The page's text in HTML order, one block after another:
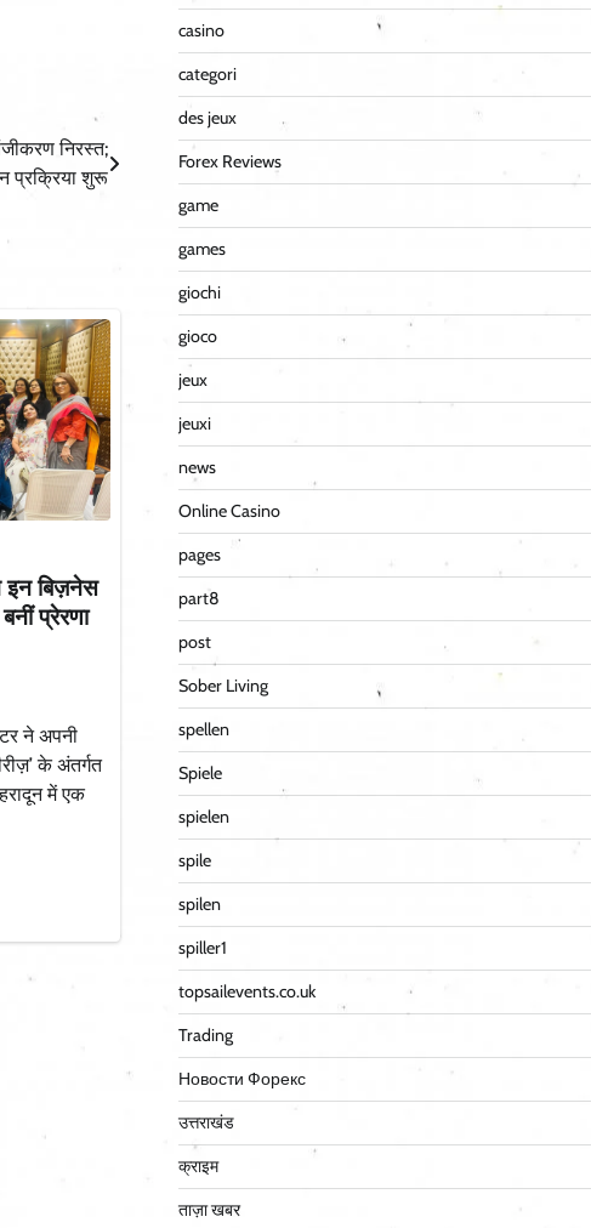
निरस्त;
प्रक्रिया शुरू
इन बिज़नेस
प्रेरणा
ने अपनी
के अंतर्गत
में एक
casino
categori
des jeux
Forex Reviews
game
games
giochi
gioco
jeux
jeuxi
news
Online Casino
pages
part8
post
Sober Living
spellen
Spiele
spielen
spile
spilen
spiller1
topsailevents.co.uk
Trading
Новости Форекс
उत्तराखंड
क्राइम
ताज़ा खबर